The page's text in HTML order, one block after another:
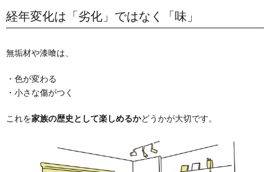
経年変化は「劣化」ではなく「味」
無垢材や漆喰は、
・色が変わる
・小さな傷がつく
これを家族の歴史として楽しめるかどうかが大切です。